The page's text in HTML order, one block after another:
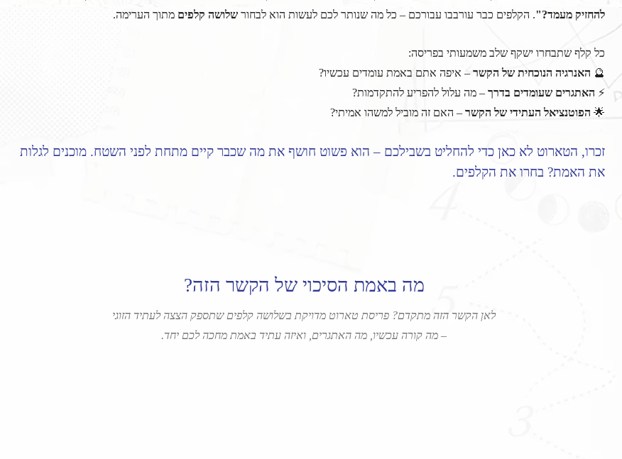
להחזיק מעמד?". הקלפים כבר עורבבו עבורכם – כל מה שנותר לכם לעשות הוא לבחור שלושה קלפים מתוך הערימה.
כל קלף שתבחרו ישקף שלב משמעותי בפריסה:
🔮 האנרגיה הנוכחית של הקשר– איפה אתם באמת עומדים עכשיו?
⚡ האתגרים שעומדים בדרך – מה עלול להפריע להתקדמות?
🌟 הפוטנציאל העתידי של הקשר – האם זה מוביל למשהו אמיתי?
זכרו, הטארוט לא כאן כדי להחליט בשבילכם – הוא פשוט חושף את מה שכבר קיים מתחת לפני השטח. מוכנים לגלות
את האמת? בחרו את הקלפים.
מה באמת הסיכוי של הקשר הזה?
לאן הקשר הזה מתקדם? פריסת טארוט מדויקת בשלושה קלפים שתספק הצצה לעתיד הזוגי
– מה קורה עכשיו, מה האתגרים, ואיזה עתיד באמת מחכה לכם יחד.